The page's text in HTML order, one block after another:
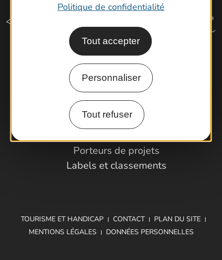
Politique de confidentialité
Tout accepter
Personnaliser
Tout refuser
Comment venir ?
Espace Pro
Observatoire
Porteurs de projets
Labels et classements
TOURISME ET HANDICAP CONTACT
PLAN DU SITE
MENTIONS LÉGALES
DONNÉES PERSONNELLES